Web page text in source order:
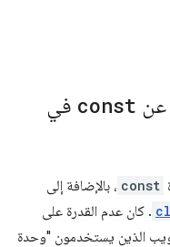
عن const في
const ، بالإضافة إلى
. كان عدم القدرة على
الذين يستخدمون "وحدة